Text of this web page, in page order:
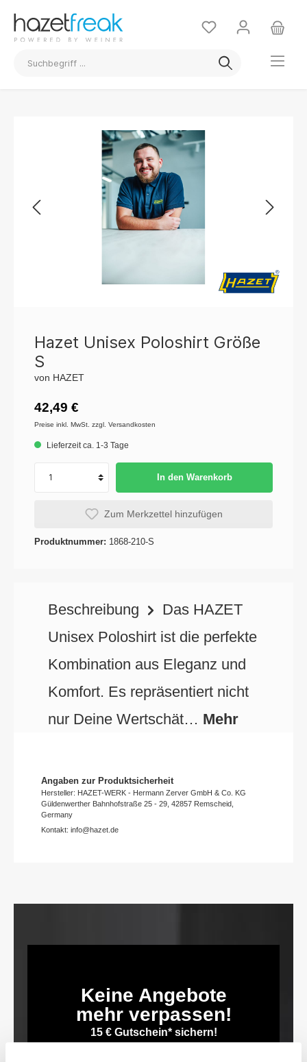
Hazet Unisex Poloshirt Größe
S
von HAZET
42,49 €
Preise inkl. MwSt. zzgl. Versandkosten
Lieferzeit ca. 1-3 Tage
In den Warenkorb
Zum Merkzettel hinzufügen
Produktnummer: 1868-210-S
Beschreibung
Das HAZET
Unisex Poloshirt ist die perfekte
Kombination aus Eleganz und
Komfort. Es repräsentiert nicht
nur Deine Wertschät… Mehr
Angaben zur Produktsicherheit
Hersteller: HAZET-WERK - Hermann Zerver GmbH & Co. KG
Güldenwerther Bahnhofstraße 25 - 29, 42857 Remscheid,
Germany
Kontakt: info@hazet.de
Keine Angebote
mehr verpassen!
15 € Gutschein* sichern!